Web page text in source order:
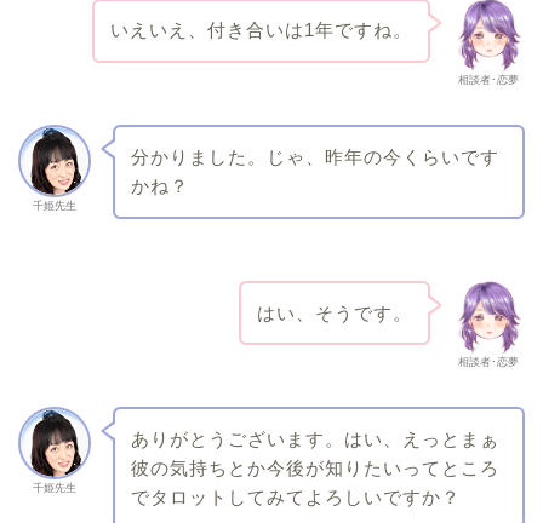
相談者･恋夢
いえいえ、付き合いは1年ですね。
千姫先生
分かりました。じゃ、昨年の今くらいです
かね？
相談者･恋夢
はい、そうです。
千姫先生
ありがとうございます。はい、えっとまぁ
彼の気持ちとか今後が知りたいってところ
でタロットしてみてよろしいですか？